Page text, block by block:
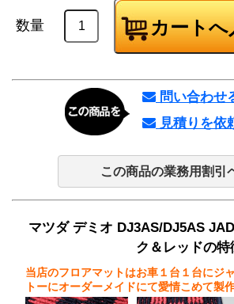
数量
問い合わせ
見積りを依
この商品の業務用割引
マツダ デミオ DJ3AS/DJ5AS
ク＆レッドの特
当店のフロアマットはお車１台１台にジ
トーにオーダーメイドにて愛情こめて製